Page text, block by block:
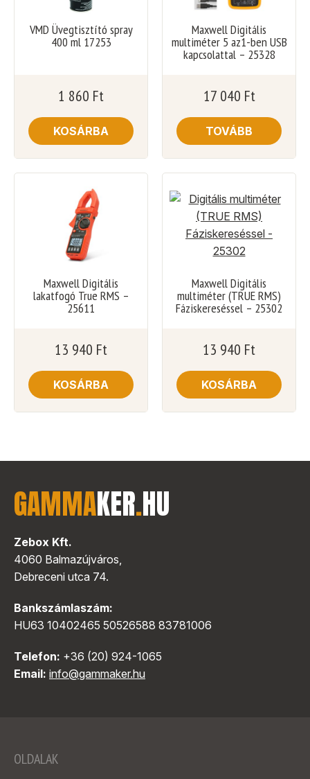
VMD Üvegtisztító spray
400 ml 17253
1 860 Ft
KOSÁRBA
Maxwell Digitális
multiméter 5 az1-ben USB
kapcsolattal – 25328
17 040 Ft
TOVÁBB
Maxwell Digitális
lakatfogó True RMS –
25611
13 940 Ft
KOSÁRBA
Maxwell Digitális
multiméter (TRUE RMS)
Fáziskereséssel – 25302
13 940 Ft
KOSÁRBA
GAMMAKER.HU
Zebox Kft.
4060 Balmazújváros,
Debreceni utca 74.
Bankszámlaszám:
HU63 10402465 50526588 83781006
Telefon: +36 (20) 924-1065
Email: info@gammaker.hu
OLDALAK